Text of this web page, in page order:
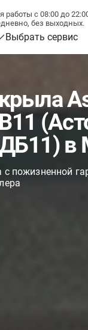
работы с 08:00 до
без выходных.
Выбрать сервис
в
пожизненной